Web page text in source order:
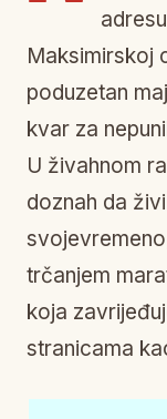
Maksimirskoj
poduzetan
kvar za
U živahnom
doznah da
trčanjem
koja
stranicama